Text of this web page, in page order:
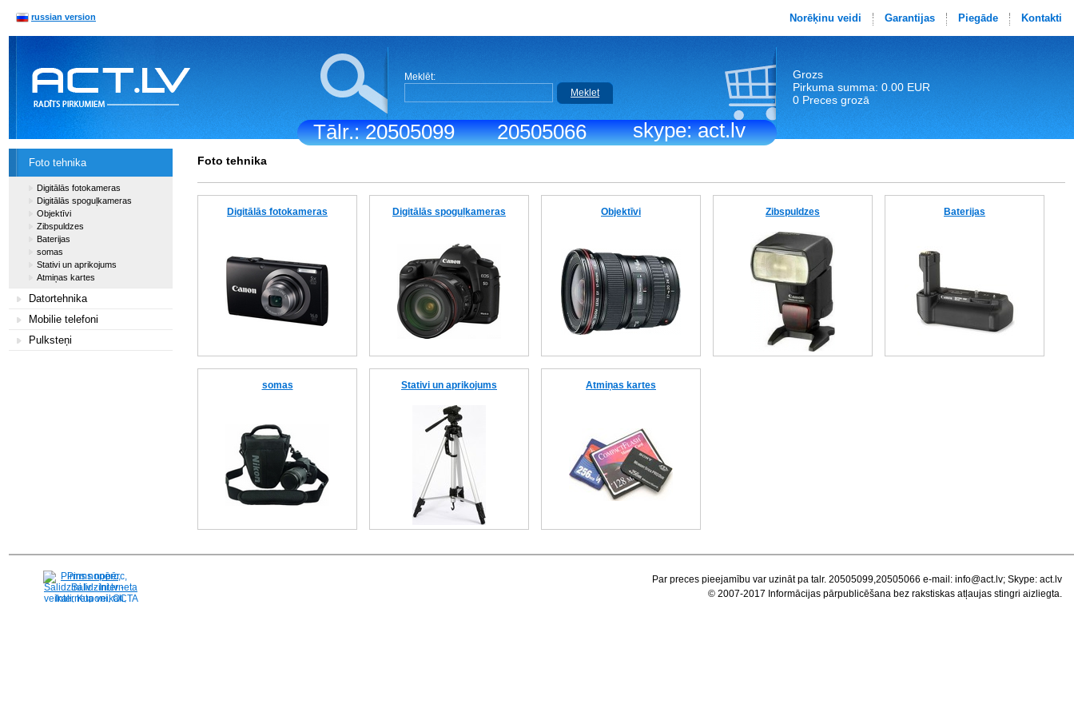
Tālr.: 20505099 20505066 skype: act.lv
russian version Norēķinu veidi Garantijas Piegāde Kontakti
Meklēt:
Meklet
Grozs
Pirkuma summa: 0.00 EUR
0 Preces grozā
Foto tehnika
Digitālās fotokameras
Digitālās spoguļkameras
Objektīvi
Zibspuldzes
Baterijas
somas
Stativi un aprikojums
Atmiņas kartes
Datortehnika
Mobilie telefoni
Pulksteņi
Foto tehnika
Digitālās fotokameras Digitālās spoguļkameras Objektīvi Zibspuldzes Baterijas
somas Stativi un aprikojums Atmiņas kartes
Pirms nopērc,
Salidzini.lv - Interneta
veikali, Kuponi, OCTA
Par preces pieejamību var uzināt pa talr. 20505099,20505066 e-mail: info@act.lv; Skype: act.lv
© 2007-2017 Informācijas pārpublicēšana bez rakstiskas atļaujas stingri aizliegta.